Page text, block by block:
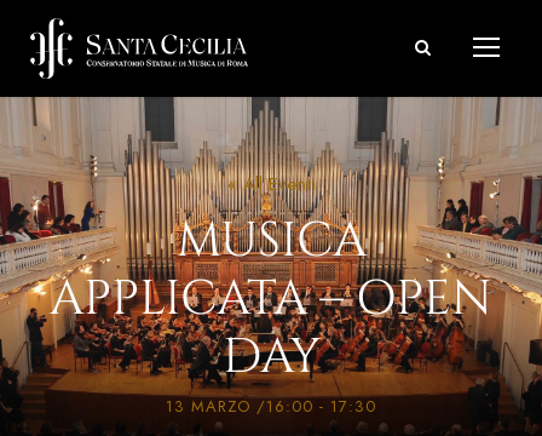
« All Eventi
MUSICA
APPLICATA – OPEN
DAY
13 MARZO /16:00 - 17:30